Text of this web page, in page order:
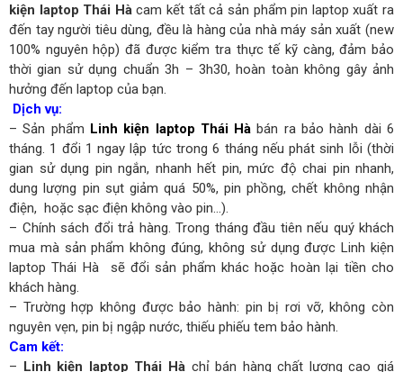
kiện laptop Thái Hàcam kết tất cả sản phẩm pin laptop xuất ra
đến tay người tiêu dùng, đều là hàng của nhà máy sản xuất (new
100% nguyên hộp) đã được kiểm tra thực tế kỹ càng, đảm bảo
thời gian sử dụng chuẩn 3h – 3h30, hoàn toàn không gây ảnh
hưởng đến laptop của bạn.
Dịch vụ:
– Sản phẩm Linh kiện laptop Thái Hà bán ra bảo hành dài 6
tháng. 1 đổi 1 ngay lập tức trong 6 tháng nếu phát sinh lỗi (thời
gian sử dụng pin ngắn, nhanh hết pin, mức độ chai pin nhanh,
dung lượng pin sụt giảm quá 50%, pin phồng, chết không nhận
điện, hoặc sạc điện không vào pin…).
– Chính sách đổi trả hàng. Trong tháng đầu tiên nếu quý khách
mua mà sản phẩm không đúng, không sử dụng được Linh kiện
laptop Thái Hà sẽ đổi sản phẩm khác hoặc hoàn lại tiền cho
khách hàng.
– Trường hợp không được bảo hành: pin bị rơi vỡ, không còn
nguyên vẹn, pin bị ngập nước, thiếu phiếu tem bảo hành.
Cam kết:
– Linh kiện laptop Thái Hàchỉ bán hàng chất lượng cao giá